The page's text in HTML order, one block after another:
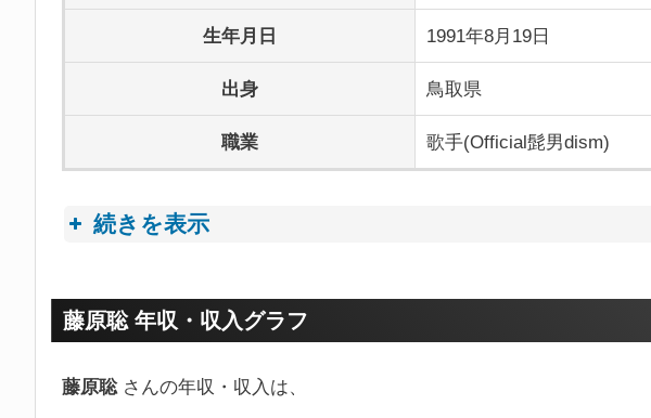
生年月日 1991年8月19日
出身 鳥取県
職業 歌手(Official髭男dism)
続きを表示
プロフィールトピック
藤原聡 年収・収入グラフ
藤原聡 さんの年収・収入は、